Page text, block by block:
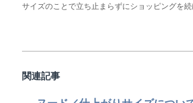
サイズのことで立ち止まらずにショッピングを
関連記事